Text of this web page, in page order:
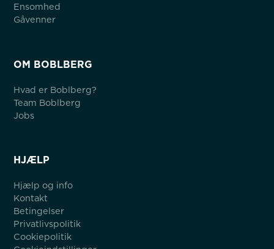
Ensomhed
Gåvenner
OM BOBLBERG
Hvad er Boblberg?
Team Boblberg
Jobs
HJÆLP
Hjælp og info
Kontakt
Betingelser
Privatlivspolitik
Cookiepolitik